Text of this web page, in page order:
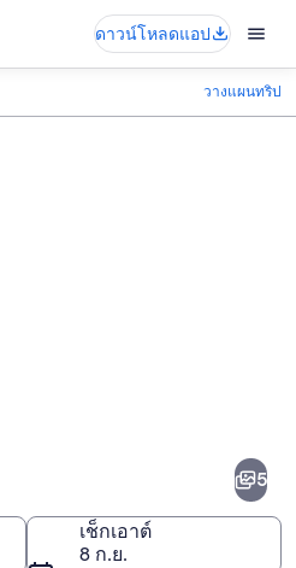
ดาวน์โหลดแอป
วางแผนทริป
5
เช็กเอาต์
8 ก.ย.